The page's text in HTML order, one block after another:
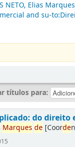
Elias
and su-
títulos para:
do direito
Marques de [Coorde